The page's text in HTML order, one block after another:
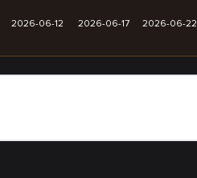
2026-06-12 2026-06-17 2026-06-22